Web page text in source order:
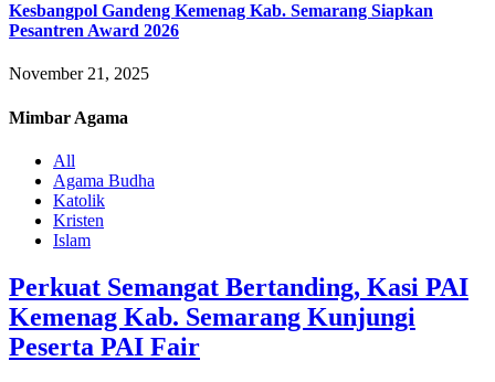
Kesbangpol Gandeng Kemenag Kab. Semarang Siapkan
Pesantren Award 2026
November 21, 2025
Mimbar Agama
All
Agama Budha
Katolik
Kristen
Islam
Perkuat Semangat Bertanding, Kasi PAI
Kemenag Kab. Semarang Kunjungi
Peserta PAI Fair